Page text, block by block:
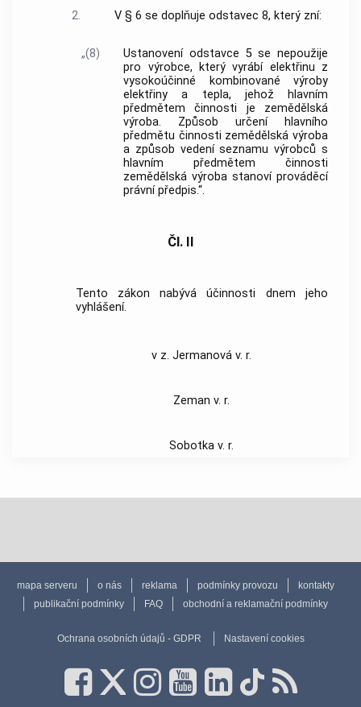
2.
V § 6 se doplňuje odstavec 8, který zní:
„(8)
Ustanovení odstavce 5 se nepoužije
pro výrobce, který vyrábí elektřinu z
vysokoúčinné kombinované výroby
elektřiny a tepla, jehož hlavním
předmětem činnosti je zemědělská
výroba. Způsob určení hlavního
předmětu činnosti zemědělská výroba
a způsob vedení seznamu výrobců s
hlavním předmětem činnosti
zemědělská výroba stanoví prováděcí
právní předpis.“.
Čl. II
Tento zákon nabývá účinnosti dnem jeho
vyhlášení.
v z. Jermanová v. r.
Zeman v. r.
Sobotka v. r.
mapa serveru o nás reklama podmínky provozu
kontakty
publikační podmínky
FAQ obchodní a reklamační podmínky
Ochrana osobních údajů - GDPR Nastavení cookies